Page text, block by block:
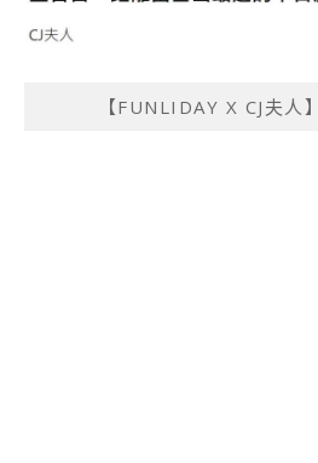
【FUNLIDAY X CJ夫人